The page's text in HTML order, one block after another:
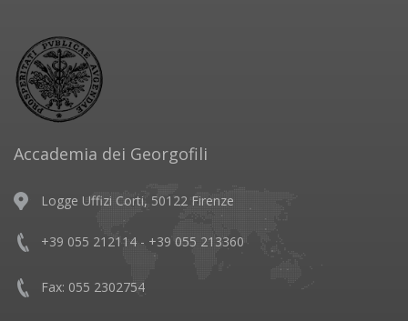
Accademia dei Georgofili
Logge Uffizi Corti, 50122 Firenze
+39 055 212114 - +39 055 213360
Fax: 055 2302754